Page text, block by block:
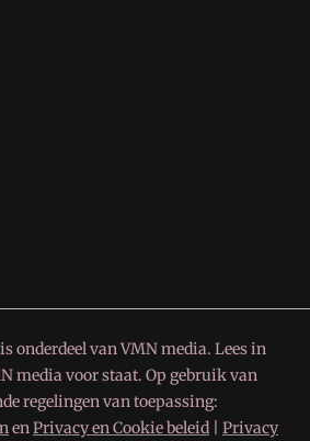
onderdeel van VMN media. Lees in
media voor staat. Op gebruik van
regelingen van toepassing:
enPrivacy en Cookie beleid Privacy